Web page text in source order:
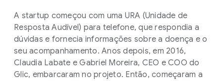
A startup começou com uma URA (Unidade de
Resposta Audível) para telefone, que respondia a
dúvidas e fornecia informações sobre a doença e o
seu acompanhamento. Anos depois, em 2016,
Claudia Labate e Gabriel Moreira, CEO e COO do
Glic, embarcaram no projeto. Então, começaram a